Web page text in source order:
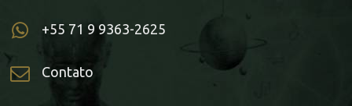
+55 71 9 9363-2625
Contato